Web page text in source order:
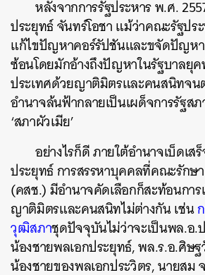
หลังจากการรัฐประหาร พ.ศ.
ประยุทธ์ จันทร์โอชา แม้ว่าคณะรัฐปร
แก้ไขปัญหาคอร์รัปชันและขจัดปัญห
ซ้อนโดยมักอ้างถึงปัญหาในรัฐบาลยุ
ประเทศด้วยญาติมิตรและคนสนิทจน
อำนาจล้นฟ้ากลายเป็นเผด็จการรัฐส
‘สภาผัวเมีย’
อย่างไรก็ดี ภายใต้อำนาจเบ็ดเส
ประยุทธ์ การสรรหาบุคคลที่คณะรักษ
(คสช.) มีอำนาจคัดเลือกก็สะท้อนการ
ญาติมิตรและคนสนิทไม่ต่างกัน เช่น
วุฒิสภาชุดปัจจุบันไม่ว่าจะเป็นพล.อ.
น้องชายพลเอกประยุทธ์, พล.ร.อ.ศิษ
น้องชายของพลเอกประวิตร, นายส